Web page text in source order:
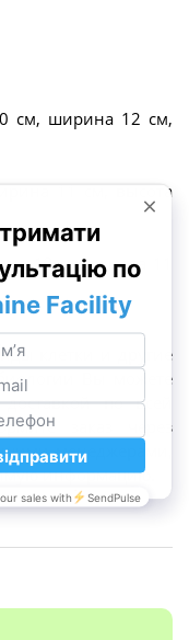
см, ширина 12 см,
11 см, высота
12 см, высота 11
клетки и другие
Вы можете
по всей
заказ через
менеджерами,
информацию.